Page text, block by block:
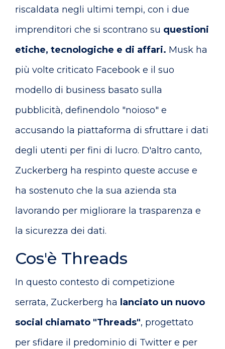
riscaldata negli ultimi tempi, con i due
imprenditori che si scontrano su questioni
etiche, tecnologiche e di affari. Musk ha
più volte criticato Facebook e il suo
modello di business basato sulla
pubblicità, definendolo "noioso" e
accusando la piattaforma di sfruttare i dati
degli utenti per fini di lucro. D'altro canto,
Zuckerberg ha respinto queste accuse e
ha sostenuto che la sua azienda sta
lavorando per migliorare la trasparenza e
la sicurezza dei dati.
Cos'è Threads
In questo contesto di competizione
serrata, Zuckerberg ha lanciato un nuovo
social chiamato "Threads", progettato
per sfidare il predominio di Twitter e per